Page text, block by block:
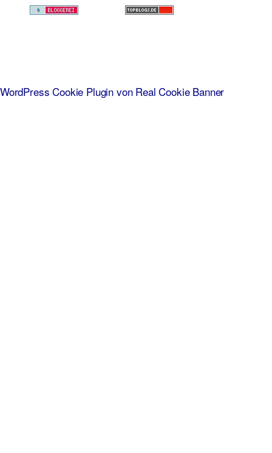
WordPress Cookie Plugin von Real Cookie Banner